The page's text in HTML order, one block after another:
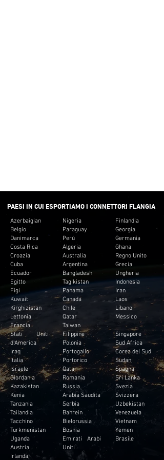
PAESI IN CUI ESPORTIAMO I CONNETTORI FLANGIA
Azerbaigian
Belgio
Danimarca
Costa Rica
Croazia
Cuba
Ecuador
Egitto
Figi
Kuwait
Kirghizistan
Lettonia
Francia
Stati Uniti
d'America
Iraq
Italia
Israele
Giordania
Kazakistan
Kenia
Tanzania
Tailandia
Tacchino
Turkmenistan
Uganda
Austria
Irlanda
Nigeria
Paraguay
Perù
Algeria
Australia
Argentina
Bangladesh
Tagikistan
Panama
Canada
Chile
Qatar
Taiwan
Filippine
Polonia
Portogallo
Portorico
Qatar
Romania
Russia
Arabia Saudita
Serbia
Bahrein
Bielorussia
Bosnia
Emirati Arabi
Uniti
Finlandia
Georgia
Germania
Ghana
Regno Unito
Grecia
Ungheria
Indonesia
Iran
Laos
Libano
Messico
Singapore
Sud Africa
Corea del Sud
Sudan
Spagna
Sri Lanka
Svezia
Svizzera
Uzbekistan
Venezuela
Vietnam
Yemen
Brasile